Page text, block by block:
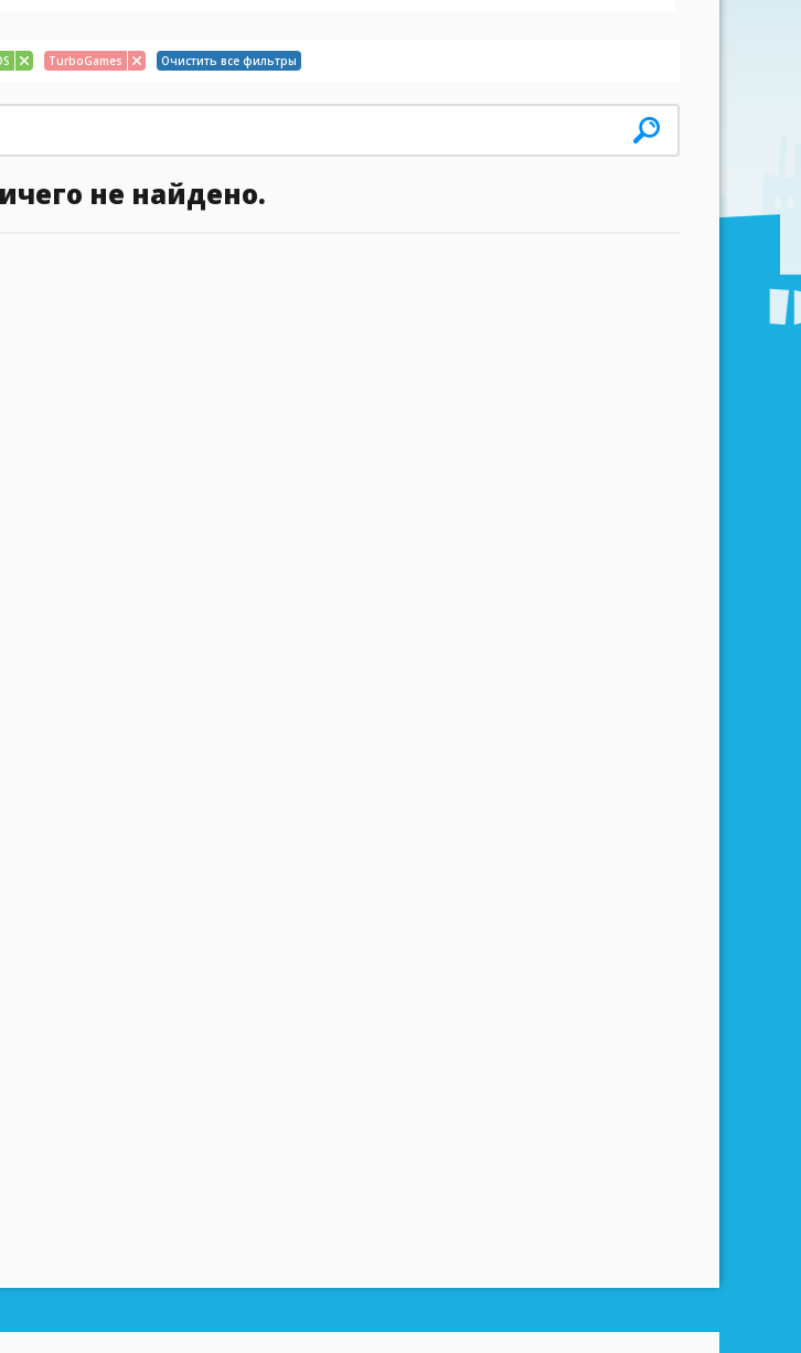
TurboGames Очистить все фильтры
не найдено.